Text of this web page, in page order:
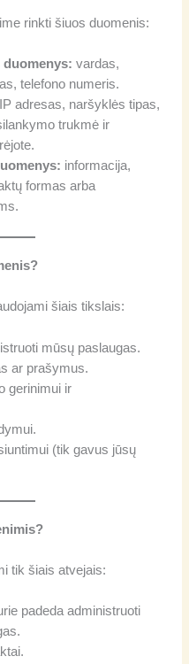
rinkti šiuos duomenis:
vardas,
telefono numeris.
IP adresas, naršyklės tipas,
trukmė ir
informacija,
formas arba
šiais tikslais:
mūsų paslaugas.
ar prašymus.
gerinimui ir
(tik gavus jūsų
tik šiais atvejais:
padeda administruoti